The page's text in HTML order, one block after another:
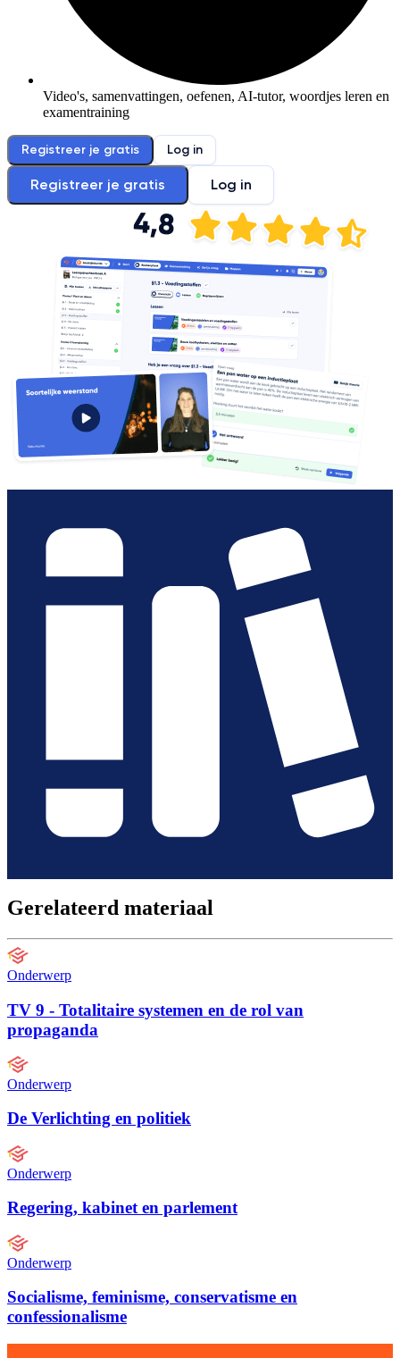
Video's, samenvattingen, oefenen, AI-tutor, woordjes leren en
examentraining
Registreer je gratis Log in
Registreer je gratis Log in
Gerelateerd materiaal
Onderwerp
TV 9 - Totalitaire systemen en de rol van
propaganda
Onderwerp
De Verlichting en politiek
Onderwerp
Regering, kabinet en parlement
Onderwerp
Socialisme, feminisme, conservatisme en
confessionalisme